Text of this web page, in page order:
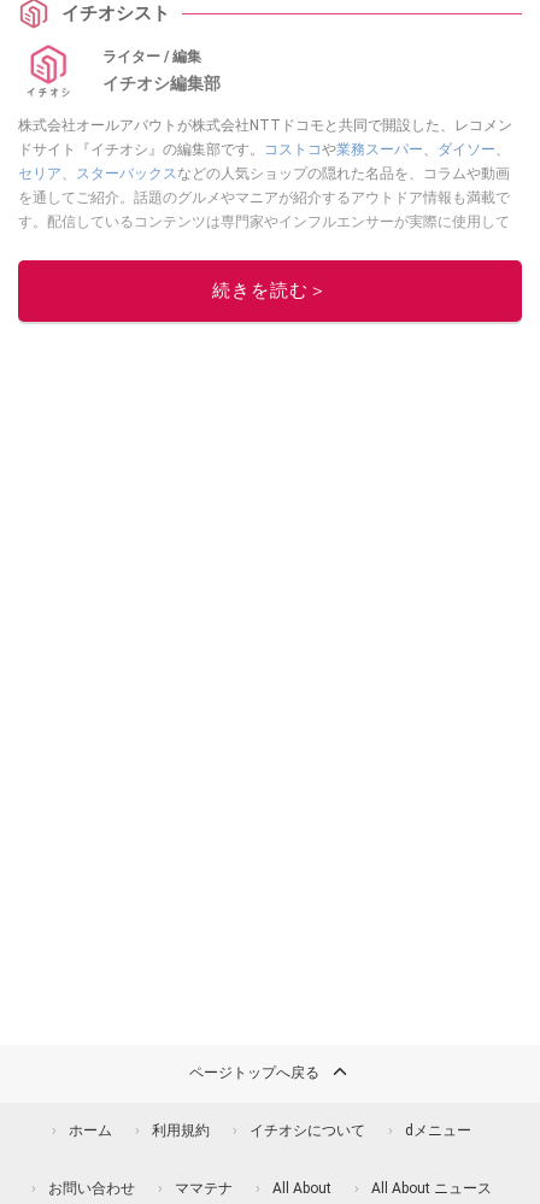
イチオシスト
ライター / 編集
イチオシ編集部
株式会社オールアバウトが株式会社NTTドコモと共同で開設した、レコメン
ドサイト『イチオシ』の編集部です。
コストコや業務スーパー、 ダイソー、
セリア、 スターバックスなどの人気ショップの隠れた名品を、コラムや動画
を通してご紹介。話題のグルメやマニアが紹介するアウトドア情報も満載で
す。配信しているコンテンツは専門家やインフルエンサーが実際に使用して
ニュースでフォロー
続きを読む＞
ページトップへ戻る
ホーム 利用規約 イチオシについて dメニュー
お問い合わせ ママテナ All About All About ニュース